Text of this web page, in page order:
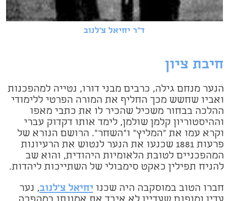
ד"ר יחיאל צ'לנוב
חיבת ציון
הנער מנחם גילה, כרבים מבני דורו, נטייה למהפכנות
ואביו שחשש מכך החליף את המורה הפרטי ללימודי
ההלכה בבחור משכיל שהכיר לו את כתבי מאפו
וההיסטוריון קלמן שולמן, לימד אותו דקדוק עברי
וקרא עמו את "המליץ" ו"השחר". הרושם הנורא של
פרעות 1881 שכנעו את הנער לנטוש את הרעיונות
המהפכניים לטובת הלאומיות היהודית, והוא שב
להניח תפילין כאקט סימבולי של השתייכות ליהדות.
חברו הטוב במוסקבה היה שכנו יחיאל צ'לנוב, נער